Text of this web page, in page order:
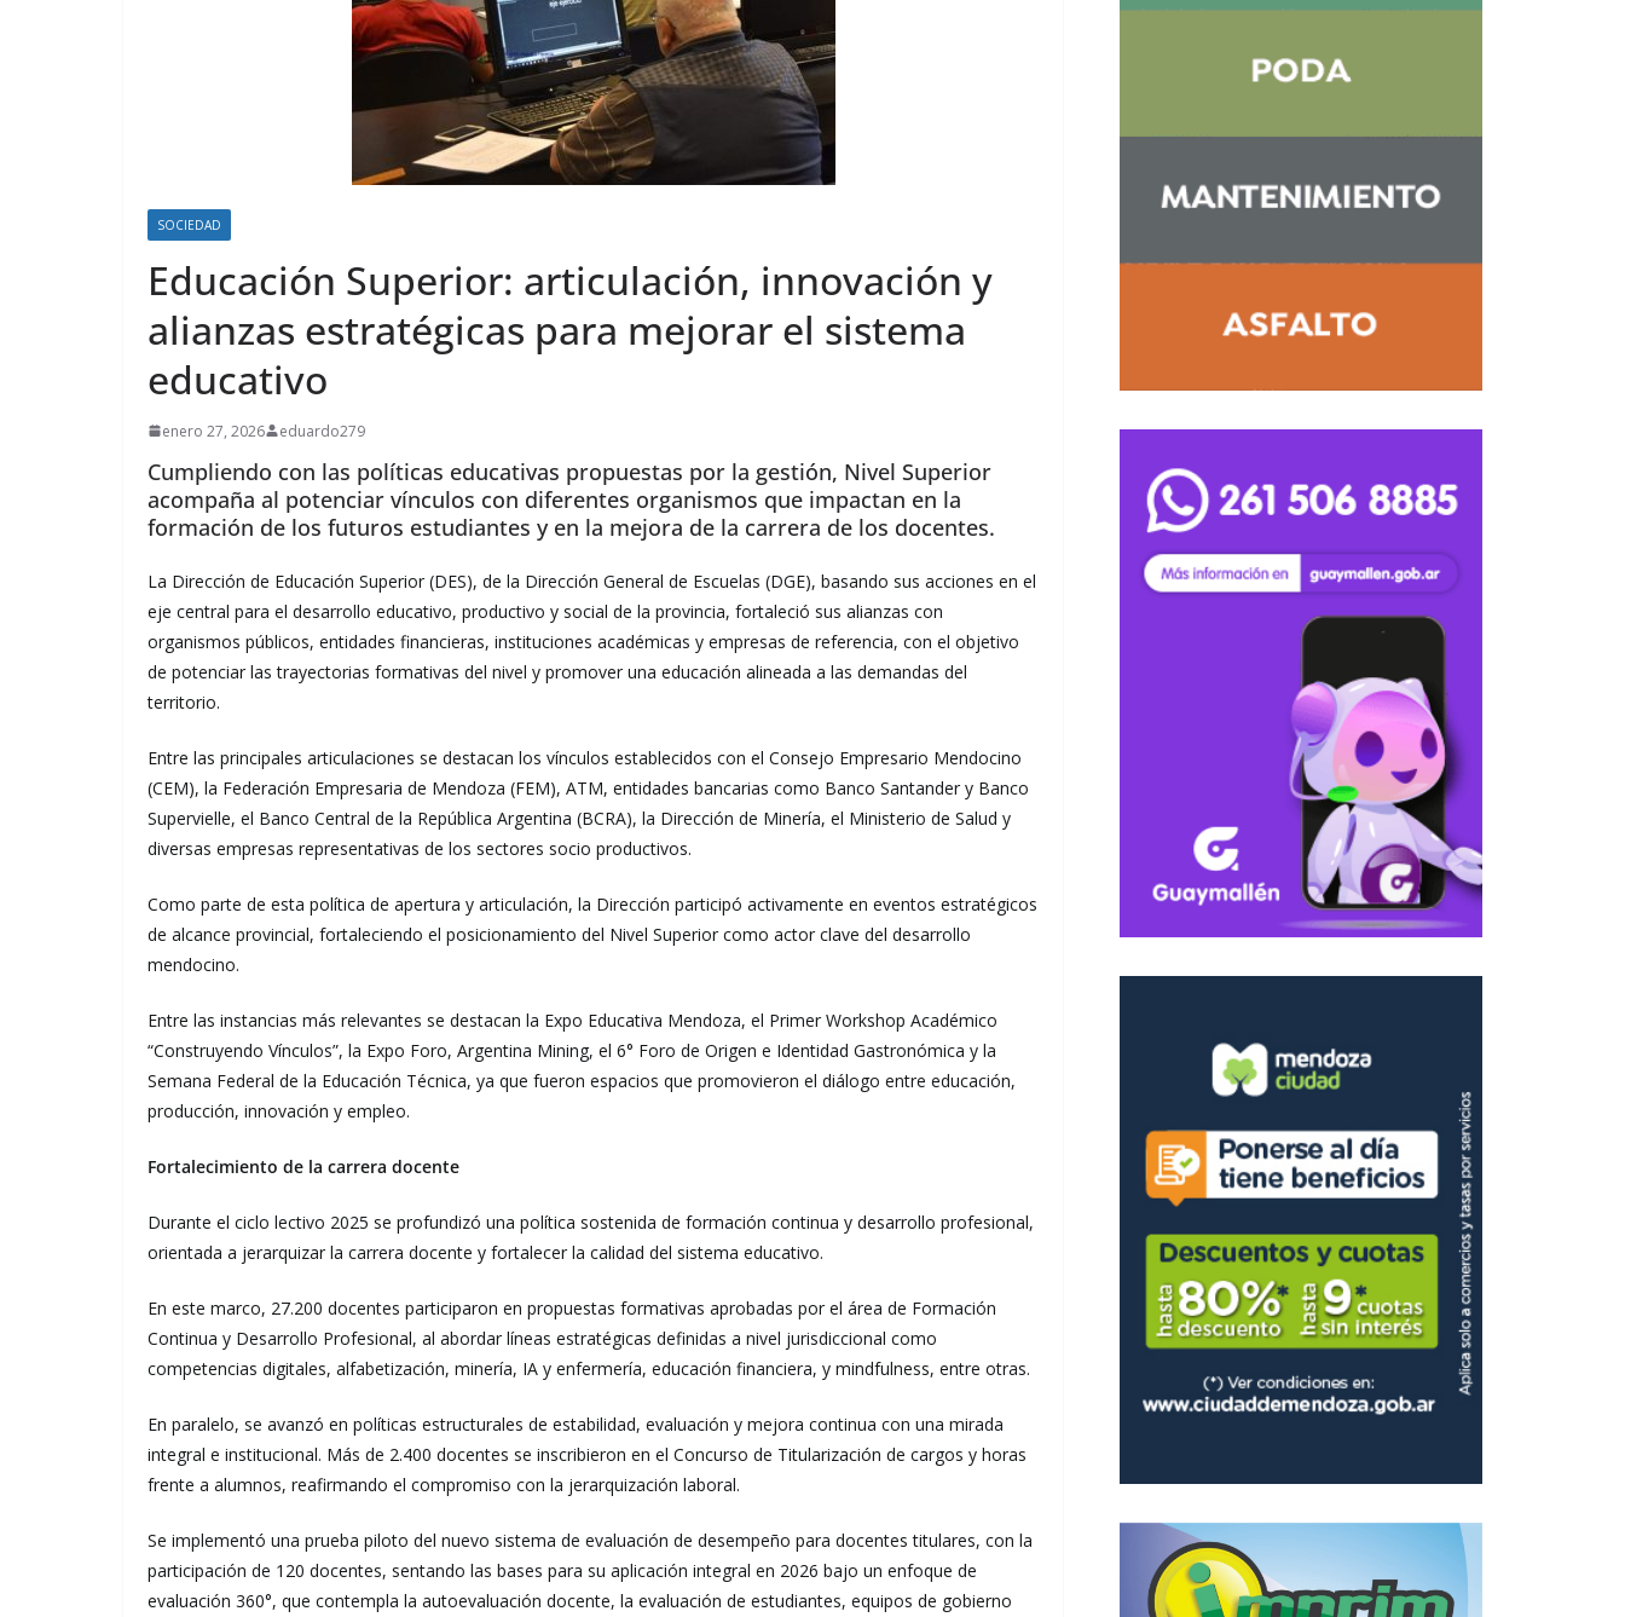
SOCIEDAD
Educación Superior: articulación, innovación y
alianzas estratégicas para mejorar el sistema
educativo
enero 27, 2026 eduardo279
Cumpliendo con las políticas educativas propuestas por la gestión, Nivel Superior
acompaña al potenciar vínculos con diferentes organismos que impactan en la
formación de los futuros estudiantes y en la mejora de la carrera de los docentes.
La Dirección de Educación Superior (DES), de la Dirección General de Escuelas (DGE), basando sus acciones en el
eje central para el desarrollo educativo, productivo y social de la provincia, fortaleció sus alianzas con
organismos públicos, entidades financieras, instituciones académicas y empresas de referencia, con el objetivo
de potenciar las trayectorias formativas del nivel y promover una educación alineada a las demandas del
territorio.
Entre las principales articulaciones se destacan los vínculos establecidos con el Consejo Empresario Mendocino
(CEM), la Federación Empresaria de Mendoza (FEM), ATM, entidades bancarias como Banco Santander y Banco
Supervielle, el Banco Central de la República Argentina (BCRA), la Dirección de Minería, el Ministerio de Salud y
diversas empresas representativas de los sectores socio productivos.
Como parte de esta política de apertura y articulación, la Dirección participó activamente en eventos estratégicos
de alcance provincial, fortaleciendo el posicionamiento del Nivel Superior como actor clave del desarrollo
mendocino.
Entre las instancias más relevantes se destacan la Expo Educativa Mendoza, el Primer Workshop Académico
“Construyendo Vínculos”, la Expo Foro, Argentina Mining, el 6° Foro de Origen e Identidad Gastronómica y la
Semana Federal de la Educación Técnica, ya que fueron espacios que promovieron el diálogo entre educación,
producción, innovación y empleo.
Fortalecimiento de la carrera docente
Durante el ciclo lectivo 2025 se profundizó una política sostenida de formación continua y desarrollo profesional,
orientada a jerarquizar la carrera docente y fortalecer la calidad del sistema educativo.
En este marco, 27.200 docentes participaron en propuestas formativas aprobadas por el área de Formación
Continua y Desarrollo Profesional, al abordar líneas estratégicas definidas a nivel jurisdiccional como
competencias digitales, alfabetización, minería, IA y enfermería, educación financiera, y mindfulness, entre otras.
En paralelo, se avanzó en políticas estructurales de estabilidad, evaluación y mejora continua con una mirada
integral e institucional. Más de 2.400 docentes se inscribieron en el Concurso de Titularización de cargos y horas
frente a alumnos, reafirmando el compromiso con la jerarquización laboral.
Se implementó una prueba piloto del nuevo sistema de evaluación de desempeño para docentes titulares, con la
participación de 120 docentes, sentando las bases para su aplicación integral en 2026 bajo un enfoque de
evaluación 360°, que contempla la autoevaluación docente, la evaluación de estudiantes, equipos de gobierno